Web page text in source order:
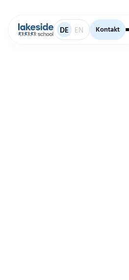
DE EN Kontakt